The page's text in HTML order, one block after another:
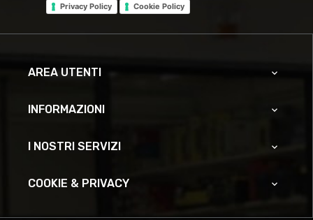
Privacy Policy Cookie Policy
AREA UTENTI 
INFORMAZIONI 
I NOSTRI SERVIZI 
COOKIE & PRIVACY 